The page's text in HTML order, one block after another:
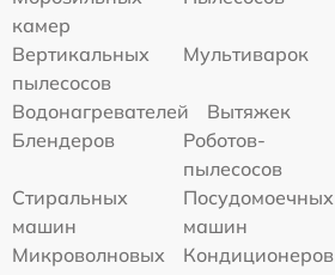
камер
Вертикальных
пылесосов
Мультиварок
Водонагревателей
Вытяжек
Блендеров
Роботов-
пылесосов
Стиральных
машин
Посудомоечных
машин
Микроволновых
Кондиционеров